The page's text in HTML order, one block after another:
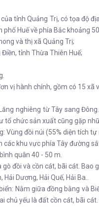
tỉnh Quảng Trị, có tọa độ địa
phố Huế về phía Bắc khoảng
và thị xã Quảng Trị;
tỉnh Thừa Thiên Huế;
vị hành chính, gồm có 15 xã
nghiêng từ Tây sang
tổ chức sản xuất cũng gặp
Vùng đồi núi (55% diện tích
khu vực phía Tây đường
quân 40 - 50 m.
đồi và cồn cát, bãi cát. Bao
Dương, Hải Quế, Hải Ba..
Nằm giữa đồng bằng và
chủ yếu là đất cồn cát, bãi cát.